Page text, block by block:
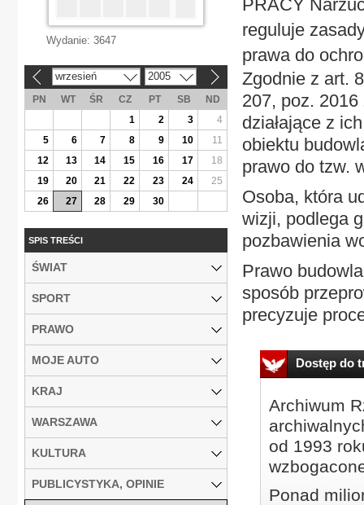
PRACY
reguluje
prawa do
Zgodnie z art.
207, poz.
działające z
obiektu
prawo do tzw.
Osoba, która
wizji, podlega
pozbawienia
Prawo
sposób
precyzuje
Dostęp do
Archiwum
od 1993
Ponad
Wydanie: 3647
wrzesień 2005
PN WT ŚR CZ PT SB
ND
1
2 3
4
5
6 7 8 9 10
11
12
13 14 15 16 17
18
19
20 21 22 23 24
25
26
27 28 29 30
SPIS TREŚCI
ŚWIAT
SPORT
PRAWO
MOJE AUTO
KRAJ
WARSZAWA
KULTURA
PUBLICYSTYKA, OPINIE